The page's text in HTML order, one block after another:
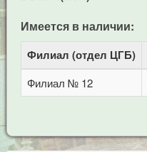
Имеется в наличии:
Филиал (отдел ЦГБ)
Филиал № 12